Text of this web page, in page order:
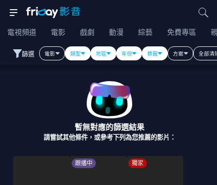
電視頻道 電影 戲劇 動漫 綜藝 免費專區
篩選 電影 類型 地區 年份 標籤 方案 全部清
暫無對應的篩選結果
請嘗試其他條件，或參考下列為您推薦的影片：
跟播中 獨家